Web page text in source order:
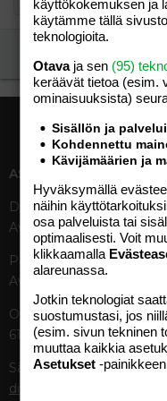
ASIAKASPALVELU
Digipalvelut (09) 156 6227
Avoinna ma–pe 8–19
Painettu lehti (09) 156
Avoinna ma–pe 8–19
Otavamedian vaihde (09)
61
Sähköposti (digi)
digi@otavamedia.fi
käyttökokemuksen ja
käytämme tällä
teknologioita.
Otavaja sen (95)
keräävät tietoa (esim.
ominaisuuk­sista)
Sisällön ja
Kohdennettu
Kävijämäärien ja
Hyväksymällä
näihin
osa palveluista tai
optimaalisesti. Voit
klikkaamalla
alareunassa.
Jotkin teknologiat
suostumustasi, jos
(esim. sivun tekninen
muuttaa kaikkia
Asetukset -